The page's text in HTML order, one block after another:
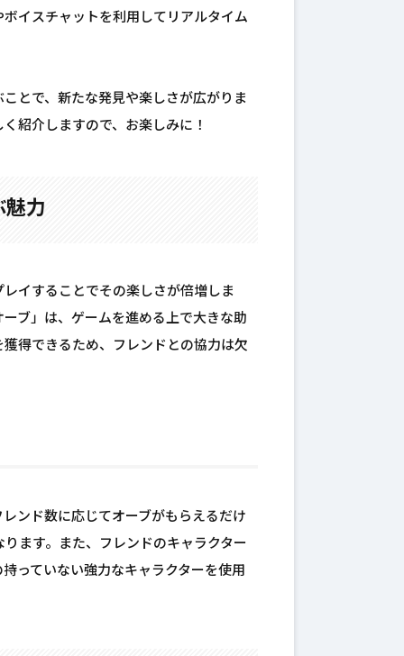
イスチャットを利用してリアルタイム
とで、新たな発見や楽しさが広がりま
紹介しますので、お楽しみに！
魅力
イすることでその楽しさが倍増しま
ブ」は、ゲームを進める上で大きな助
得できるため、フレンドとの協力は欠
ンド数に応じてオーブがもらえるだけ
ます。また、フレンドのキャラクター
っていない強力なキャラクターを使用